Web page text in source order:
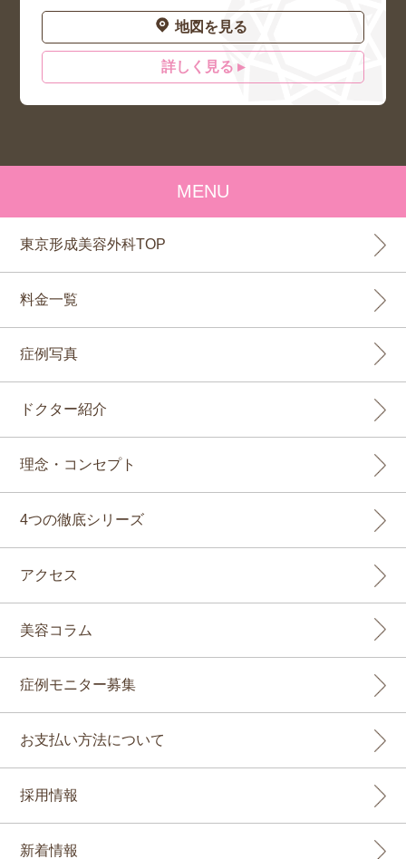
地図を見る
詳しく見る ▸
MENU
東京形成美容外科TOP
料金一覧
症例写真
ドクター紹介
理念・コンセプト
4つの徹底シリーズ
アクセス
美容コラム
症例モニター募集
お支払い方法について
採用情報
新着情報